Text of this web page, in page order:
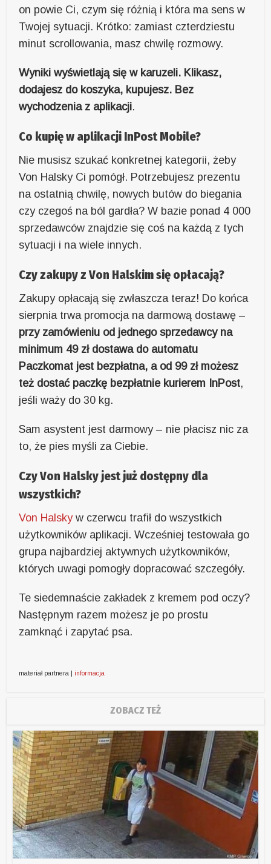
on powie Ci, czym się różnią i która ma sens w
Twojej sytuacji. Krótko: zamiast czterdziestu
minut scrollowania, masz chwilę rozmowy.
Wyniki wyświetlają się w karuzeli. Klikasz,
dodajesz do koszyka, kupujesz. Bez
wychodzenia z aplikacji.
Co kupię w aplikacji InPost Mobile?
Nie musisz szukać konkretnej kategorii, żeby
Von Halsky Ci pomógł. Potrzebujesz prezentu
na ostatnią chwilę, nowych butów do biegania
czy czegoś na ból gardła? W bazie ponad 4 000
sprzedawców znajdzie się coś na każdą z tych
sytuacji i na wiele innych.
Czy zakupy z Von Halskim się opłacają?
Zakupy opłacają się zwłaszcza teraz! Do końca
sierpnia trwa promocja na darmową dostawę –
przy zamówieniu od jednego sprzedawcy na
minimum 49 zł dostawa do automatu
Paczkomat jest bezpłatna, a od 99 zł możesz
też dostać paczkę bezpłatnie kurierem InPost,
jeśli waży do 30 kg.
Sam asystent jest darmowy – nie płacisz nic za
to, że pies myśli za Ciebie.
Czy Von Halsky jest już dostępny dla
wszystkich?
Von Halskyw czerwcu trafił do wszystkich
użytkowników aplikacji. Wcześniej testowała go
grupa najbardziej aktywnych użytkowników,
których uwagi pomogły dopracować szczegóły.
Te siedemnaście zakładek z kremem pod oczy?
Następnym razem możesz je po prostu
zamknąć i zapytać psa.
materiał partnera | informacja
ZOBACZ TEŻ